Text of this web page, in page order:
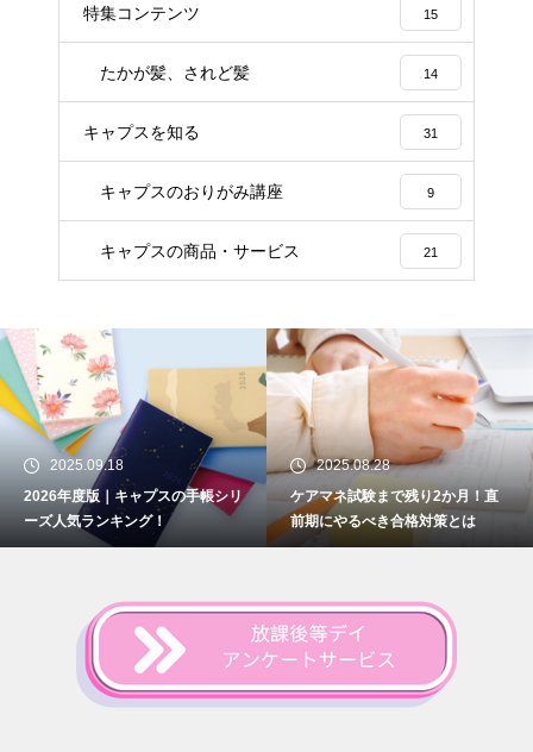
特集コンテンツ 15
たかが髪、されど髪 14
キャプスを知る 31
キャプスのおりがみ講座 9
キャプスの商品・サービス 21
2025.09.18
2026年度版｜キャプスの手帳シリ
ーズ人気ランキング！
2025.08.28
ケアマネ試験まで残り2か月！直
前期にやるべき合格対策とは